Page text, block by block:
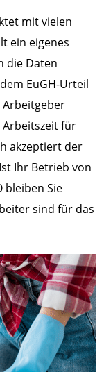
mit vielen
ein eigenes
die Daten
EuGH-Urteil
Arbeitgeber
Arbeitszeit für
akzeptiert der
Ihr Betrieb von
bleiben Sie
sind für das